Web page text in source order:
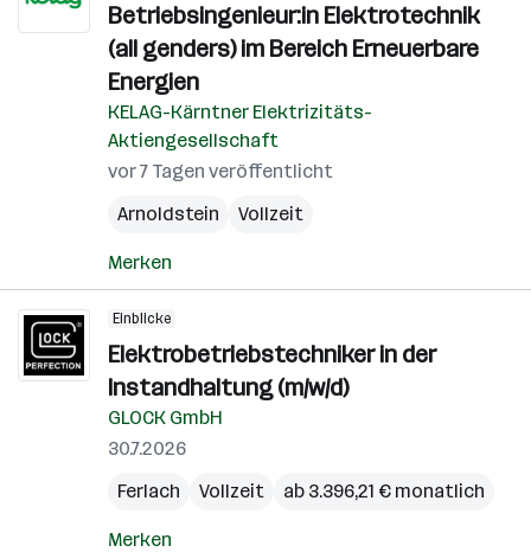
Betriebsingenieur:in Elektrotechnik
(all genders) im Bereich Erneuerbare
Energien
KELAG-Kärntner Elektrizitäts-
Aktiengesellschaft
vor 7 Tagen veröffentlicht
Arnoldstein
Vollzeit
Merken
Einblicke
Elektrobetriebstechniker in der
Instandhaltung (m/w/d)
GLOCK GmbH
30.7.2026
Ferlach
Vollzeit ab 3.396,21 € monatlich
Merken